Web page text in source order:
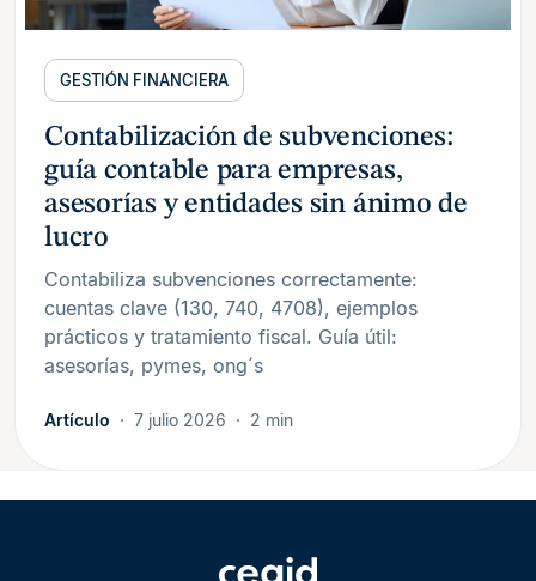
GESTIÓN FINANCIERA
Contabilización de subvenciones:
guía contable para empresas,
asesorías y entidades sin ánimo de
lucro
Contabiliza subvenciones correctamente:
cuentas clave (130, 740, 4708), ejemplos
prácticos y tratamiento fiscal. Guía útil:
asesorías, pymes, ong´s
Artículo 7 julio 2026 2 min